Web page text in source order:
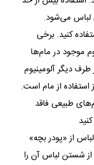
لباس می‌شود.
کنید. برخی
موجود در مام‌ها
دیگر آلومینیوم
از مام است.
طبیعی فاقد
از «پودر بچه»
از شستن لباس آن را